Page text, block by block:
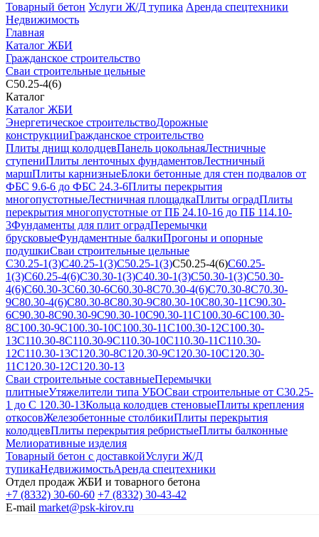
Товарный бетон Услуги Ж/Д тупика Аренда спецтехники
Недвижимость
Главная
Каталог ЖБИ
Гражданское строительство
Сваи строительные цельные
С50.25-4(6)
Каталог
Каталог ЖБИ
Энергетическое строительствоДорожные
конструкцииГражданское строительство
Плиты днищ колодцевПанель цокольнаяЛестничные
ступениПлиты ленточных фундаментовЛестничный
маршПлиты карнизныеБлоки бетонные для стен подвалов от
ФБС 9.6-6 до ФБС 24.3-6Плиты перекрытия
многопустотныеЛестничная площадкаПлиты оградПлиты
перекрытия многопустотные от ПБ 24.10-16 до ПБ 114.10-
3Фундаменты для плит оградПеремычки
брусковыеФундаментные балкиПрогоны и опорные
подушкиСваи строительные цельные
С30.25-1(3)С40.25-1(3)С50.25-1(3)С50.25-4(6)С60.25-
1(3)С60.25-4(6)С30.30-1(3)С40.30-1(3)С50.30-1(3)С50.30-
4(6)С60.30-3С60.30-6С60.30-8С70.30-4(6)С70.30-8С70.30-
9С80.30-4(6)С80.30-8С80.30-9С80.30-10С80.30-11С90.30-
6С90.30-8С90.30-9С90.30-10С90.30-11С100.30-6С100.30-
8С100.30-9С100.30-10С100.30-11С100.30-12С100.30-
13С110.30-8С110.30-9С110.30-10С110.30-11С110.30-
12С110.30-13С120.30-8С120.30-9С120.30-10С120.30-
11С120.30-12С120.30-13
Сваи строительные составныеПеремычки
плитныеУтяжелители типа УБОСваи строительные от С30.25-
1 до С 120.30-13Кольца колодцев стеновыеПлиты крепления
откосовЖелезобетонные столбикиПлиты перекрытия
колодцевПлиты перекрытия ребристыеПлиты балконные
Мелиоративные изделия
Товарный бетон с доставкойУслуги Ж/Д
тупикаНедвижимостьАренда спецтехники
Отдел продаж ЖБИ и товарного бетона
+7 (8332) 30-60-60 +7 (8332) 30-43-42
E-mail market@psk-kirov.ru